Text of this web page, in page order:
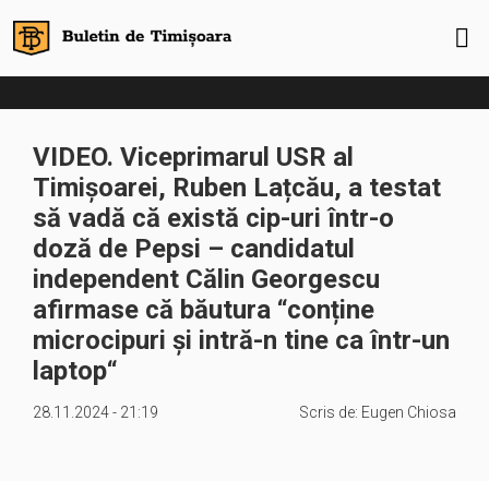
VIDEO. Viceprimarul USR al
Timișoarei, Ruben Lațcău, a testat
să vadă că există cip-uri într-o
doză de Pepsi – candidatul
independent Călin Georgescu
afirmase că băutura “conține
microcipuri și intră-n tine ca într-un
laptop“
28.11.2024 - 21:19 Scris de: Eugen Chiosa